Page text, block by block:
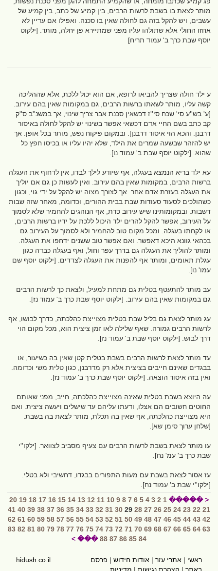
מותר לצאת בו בשבת לרשות הרבים, בין קמיע של כתב, בין קמיע של
עשבים, ויש להקל בזה גם לחולה שאין בו סכנה. ואפילו אם עדיין לא
אחזו החולי אלא שתולהו עליו מפני שמתיירא פן יחלה, מותר. [ילקוט
יוסף שבת כרך ב' עמוד תריח]
ע ילד חולה שצריך להביאו לרופא, אם הוא יכול ללכת, אלא שההליכה
קשה עליו, מותר לשאתו ברשות הרבים, גם במקומות שאין בהם עירוב.
[ע' בש''ע סי' שכח סי''ז דכשאין סכנת אבר צריך שינוי, אך במשנ''ב ס''ק
קב כתב בשם החיי אדם דכשאי אפשר בשינוי יש להקל לחולה באיסור
דרבנן. והכא הוי איסור דרבנן]. ובמקום פיקוח נפש, מותר בכל אופן. אך
יש להזהר שבשעה שמרים את הילד, שלא יהיו עליו או בכיסו חפץ כל
שהוא. [ילקוט יוסף שבת ב' עמוד נו].
עא ילד בריא הנמצא בעגלה, אף שיודע לילך לבדו, אין לדחוף את העגלה
ברשות הרבים, במקומות שאין בהם עירוב. ואין לעשות כן גם אם יוליך
את העגלה בעזרת אדם אחר. אך לצורך מצוה יש להקל על ידי גוי, וכגון
כשהולכים לסעוד סעודות שבת בבית ההורים, וכדומה, מאחר שזה שבות
דשבות. ובמקומותינו שיש עירוב כדת, אף הנוהגים להחמיר שלא לסמוך
על העירוב, אפשר להקל להרים ילד היכול ללכת על ידיו ברשות הרבים,
או לקחתו בעגלה. ומכל מקום טוב להחמיר ולא לסמוך על העירוב גם
בכהאי גוונא היכא דאפשר. ואם אפשר טוב ששנים ידחפו את העגלה.
ומותר להוליך את העגלה גם בדרך עפר וחול, ואף בעגלה כבדה כגון
עגלת תאומים, ומותר אף להפנות את העגלה לצדדים. [ילקוט יוסף שם
עמו' נו].
עב מותר להתעטף בטלית גם מתחת למעיל, ולצאת כך לרשות הרבים
גם במקומות שאין בהם עירוב. [ילקוט יוסף שבת כרך ב' עמוד נז].
עג מותר לצאת גם בליל שבת בטלית מצוייצת כהלכתה, כדרך לבושו, אף
לרשות הרבים גמורה. שאף שלילה לאו זמן ציצית הוא, מכל מקום הוי
דרך לבוש. [ילקוט יוסף שבת ב' עמוד נז].
עד מותר לצאת לרשות הרבים בשבת בטלית קטן שאין בה כשיעור, או
בבגדים שאינם חייבים בציצית אלא רק מדרבנן, כגון טלית משי וכדומה.
ואין בזה איסור הוצאה. [ילקוט יוסף שבת כרך ב' עמוד נז].
עה היוצא בשבת בטלית שאינה מצוייצת כהלכתה, חייב, מפני שאותם
החוטים חשובים הם אצלו, ודעתו עליהם עד שישלים ויעשה ציצית. ואם
היא מצוייצת כהלכתה, אף שאין בה תכלת, מותר לצאת בה בשבת.
[שלחן ערוך סימן שא].
עו מותר לצאת בשבת לרשות הרבים עם צעיף מסביב לצוואר. [ילקו''י
שבת כרך ב' עמ' נח].
עז אסור לצאת בשבת עם מעות התפורים בבגדו, דחשיבי ולא בטלי.
[ילקו''י שבת ב' עמוד נח].
< �����
1
2
3
4
5
6
7
8
9
10
11
12
13
14
15
16
17
18
19
20
21
22
23
24
25
26
27
28
29
30
31
32
33
34
35
36
37
38
39
40
41
42
43
44
45
46
47
48
49
50
51
52
53
54
55
56
57
58
59
60
61
62
63
64
65
66
67
68
69
70
71
72
73
74
75
76
77
78
79
80
81
82
83
84
85
86
87
88
��� >
ראשי | אתרי עזר | אודות חידוש | פרסם
hidush.co.il